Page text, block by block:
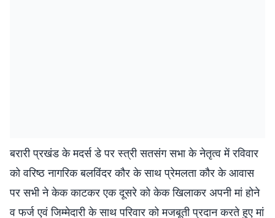
बरारी प्रखंड के मदर्स डे पर स्त्री सतसंग सभा के नेतृत्व में रविवार
को वरिष्ठ नागरिक बलविंदर कौर के साथ प्रेमलता कौर के आवास
पर सभी ने केक काटकर एक दूसरे को केक खिलाकर अपनी मां होने
व फर्ज एवं जिम्मेदारी के साथ परिवार को मजबूती प्रदान करते हुए मां